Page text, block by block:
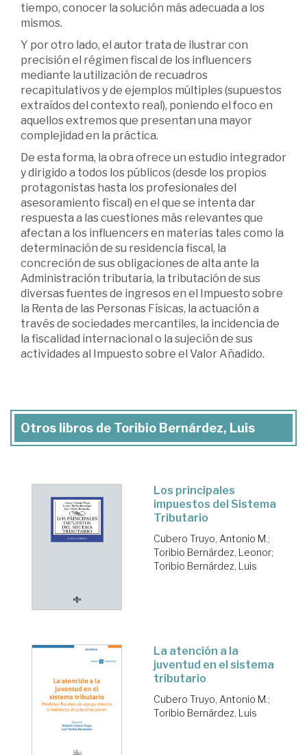
tiempo, conocer la solución más adecuada a los
mismos.
Y por otro lado, el autor trata de ilustrar con
precisión el régimen fiscal de los influencers
mediante la utilización de recuadros
recapitulativos y de ejemplos múltiples (supuestos
extraídos del contexto real), poniendo el foco en
aquellos extremos que presentan una mayor
complejidad en la práctica.
De esta forma, la obra ofrece un estudio integrador
y dirigido a todos los públicos (desde los propios
protagonistas hasta los profesionales del
asesoramiento fiscal) en el que se intenta dar
respuesta a las cuestiones más relevantes que
afectan a los influencers en materias tales como la
determinación de su residencia fiscal, la
concreción de sus obligaciones de alta ante la
Administración tributaria, la tributación de sus
diversas fuentes de ingresos en el Impuesto sobre
la Renta de las Personas Físicas, la actuación a
través de sociedades mercantiles, la incidencia de
la fiscalidad internacional o la sujeción de sus
actividades al Impuesto sobre el Valor Añadido.
Otros libros de Toribio Bernárdez, Luis
Los principales
impuestos del Sistema
Tributario
Cubero Truyo, Antonio M.;
Toribio Bernárdez, Leonor;
Toribio Bernárdez, Luis
La atención a la
juventud en el sistema
tributario
Cubero Truyo, Antonio M.;
Toribio Bernárdez, Luis